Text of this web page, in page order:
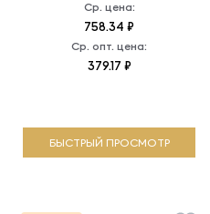
Ср. цена:
758.34 ₽
Ср. опт. цена:
379.17 ₽
БЫСТРЫЙ ПРОСМОТР